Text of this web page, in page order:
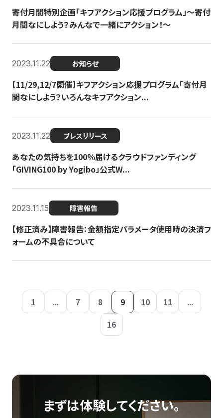
寄付月間特別企画「キフアクション応援プログラム」〜寄付
月間なにしよう？みんなで一緒にアクション！〜
2023.11.22 お知らせ
【11/29,12/7開催】キフアクション応援プログラム「寄付月
間なにしよう？いろんなキフアクション...
2023.11.22 プレスリリース
あなたの気持ちを100％届けるクラウドファンディング
「GIVING100 by Yogibo」公式W...
2023.11.15 障害報告
【修正済み】障害報告：金額指定パラメータ使用時の決済フ
ォームの不具合について
1 ... 7 8 9 10 11
...
16
まずは体験してください。